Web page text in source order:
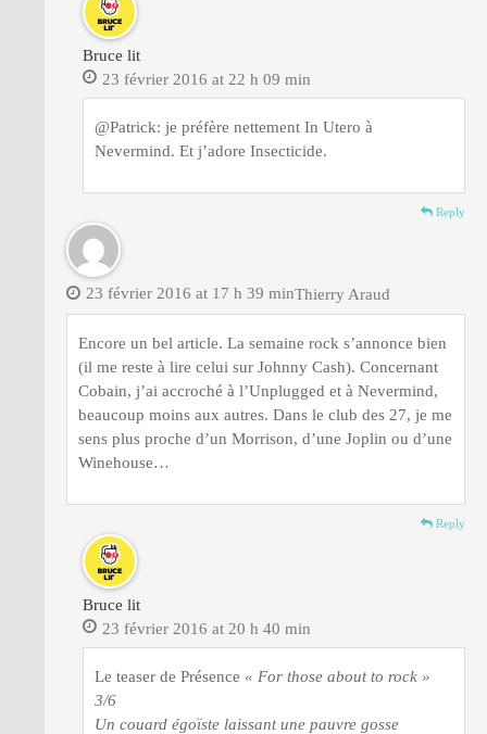
Bruce lit
23 février 2016 at 22 h 09 min
@Patrick: je préfère nettement In Utero à
Nevermind. Et j’adore Insecticide.
Reply
Thierry Araud
23 février 2016 at 17 h 39 min
Encore un bel article. La semaine rock s’annonce bien
(il me reste à lire celui sur Johnny Cash). Concernant
Cobain, j’ai accroché à l’Unplugged et à Nevermind,
beaucoup moins aux autres. Dans le club des 27, je me
sens plus proche d’un Morrison, d’une Joplin ou d’une
Winehouse…
Reply
Bruce lit
23 février 2016 at 20 h 40 min
Le teaser de Présence « For those about to rock »
3/6
Un couard égoïste laissant une pauvre gosse